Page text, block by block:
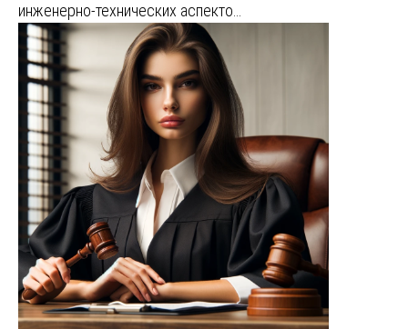
инженерно-технических аспекто…